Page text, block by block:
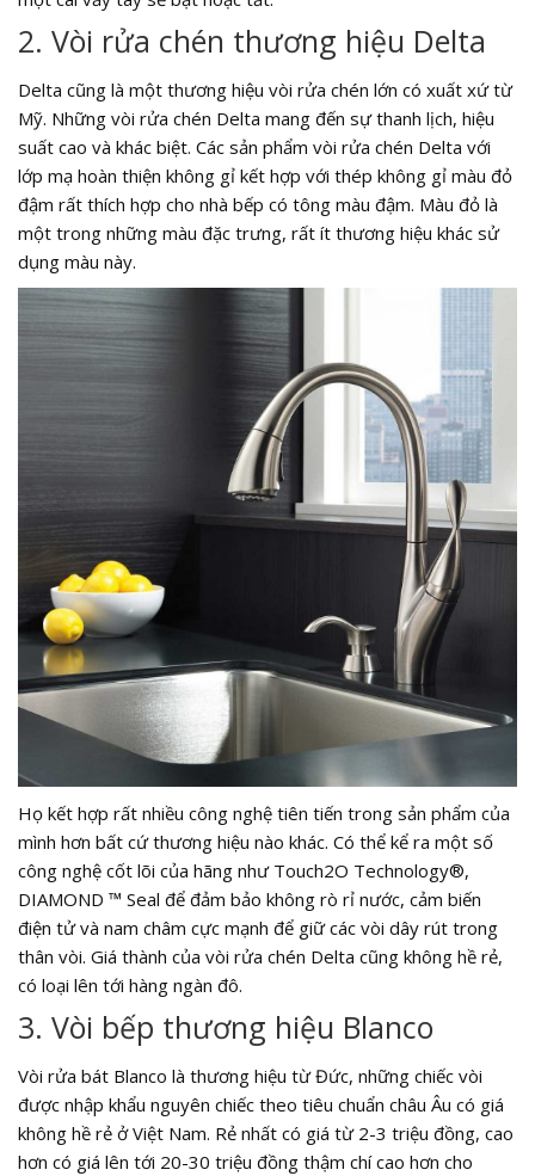
2. Vòi rửa chén thương hiệu Delta
Delta cũng là một thương hiệu vòi rửa chén lớn có xuất xứ từ
Mỹ. Những vòi rửa chén Delta mang đến sự thanh lịch, hiệu
suất cao và khác biệt. Các sản phẩm vòi rửa chén Delta với
lớp mạ hoàn thiện không gỉ kết hợp với thép không gỉ màu đỏ
đậm rất thích hợp cho nhà bếp có tông màu đậm. Màu đỏ là
một trong những màu đặc trưng, rất ít thương hiệu khác sử
dụng màu này.
Họ kết hợp rất nhiều công nghệ tiên tiến trong sản phẩm của
mình hơn bất cứ thương hiệu nào khác. Có thể kể ra một số
công nghệ cốt lõi của hãng như Touch2O Technology®,
DIAMOND ™ Seal để đảm bảo không rò rỉ nước, cảm biến
điện tử và nam châm cực mạnh để giữ các vòi dây rút trong
thân vòi. Giá thành của vòi rửa chén Delta cũng không hề rẻ,
có loại lên tới hàng ngàn đô.
3. Vòi bếp thương hiệu Blanco
Vòi rửa bát Blanco là thương hiệu từ Đức, những chiếc vòi
được nhập khẩu nguyên chiếc theo tiêu chuẩn châu Âu có giá
không hề rẻ ở Việt Nam. Rẻ nhất có giá từ 2-3 triệu đồng, cao
hơn có giá lên tới 20-30 triệu đồng thậm chí cao hơn cho